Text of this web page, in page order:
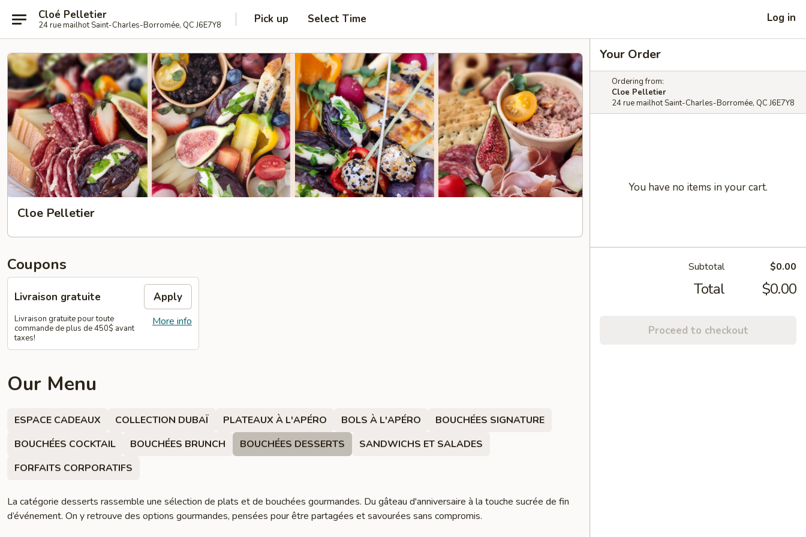
Cloé Pelletier
24 rue mailhot Saint-Charles-Borromée, QC J6E7Y8 Pick up Select Time Log in
Cloe Pelletier
Coupons
Livraison gratuite Apply
More info
Livraison gratuite pour toute
commande de plus de 450$ avant
taxes!
Our Menu
ESPACE CADEAUX COLLECTION DUBAÏ PLATEAUX À L'APÉRO BOLS À L'APÉRO
BOUCHÉES SIGNATURE
BOUCHÉES COCKTAIL
BOUCHÉES BRUNCH BOUCHÉES DESSERTS
SANDWICHS ET SALADES
FORFAITS CORPORATIFS
La catégorie desserts rassemble une sélection de plats et de bouchées gourmandes. Du gâteau d'anniversaire à la touche sucrée de fin
d’événement. On y retrouve des options gourmandes, pensées pour être partagées et savourées sans compromis.
Your Order
Ordering from:
Cloe Pelletier
24 rue mailhot Saint-Charles-Borromée, QC J6E7Y8
You have no items in your cart.
Subtotal $0.00
Total $0.00
Proceed to checkout